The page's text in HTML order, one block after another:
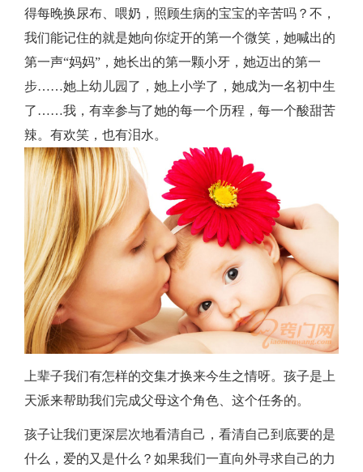
得每晚换尿布、喂奶，照顾生病的宝宝的辛苦吗？不，
我们能记住的就是她向你绽开的第一个微笑，她喊出的
第一声“妈妈”，她长出的第一颗小牙，她迈出的第一
步……她上幼儿园了，她上小学了，她成为一名初中生
了……我，有幸参与了她的每一个历程，每一个酸甜苦
辣。有欢笑，也有泪水。
上辈子我们有怎样的交集才换来今生之情呀。孩子是上
天派来帮助我们完成父母这个角色、这个任务的。
孩子让我们更深层次地看清自己，看清自己到底要的是
什么，爱的又是什么？如果我们一直向外寻求自己的力